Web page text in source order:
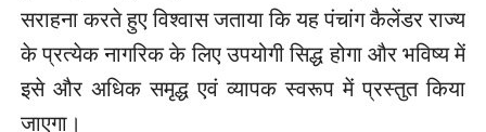
सराहना करते हुए विश्वास जताया कि यह पंचांग कैलेंडर राज्य
के प्रत्येक नागरिक के लिए उपयोगी सिद्ध होगा और भविष्य में
इसे और अधिक समृद्ध एवं व्यापक स्वरूप में प्रस्तुत किया
जाएगा।